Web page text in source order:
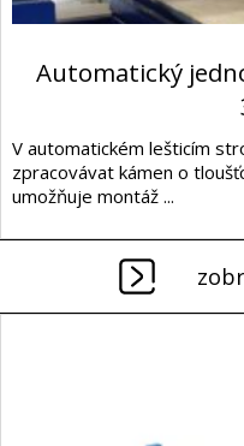
Automatický
V automatickém lešticím
zpracovávat kámen o
umožňuje montáž ...